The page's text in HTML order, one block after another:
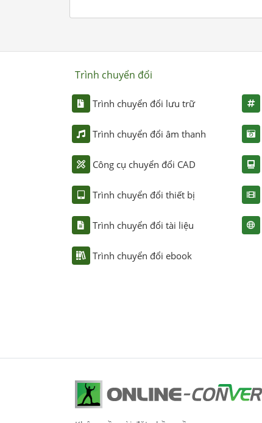
Trình chuyển đổi
Trình chuyển đổi lưu trữ
Trình chuyển đổi âm thanh
Công cụ chuyển đổi CAD
Trình chuyển đổi thiết bị
Trình chuyển đổi tài liệu
Trình chuyển đổi ebook